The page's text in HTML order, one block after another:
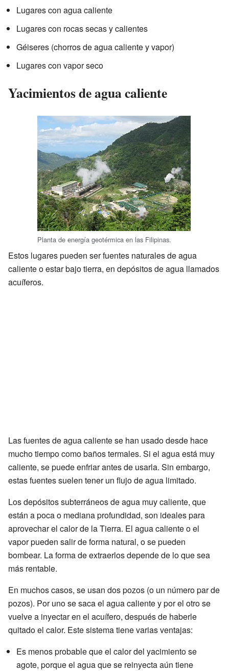
Lugares con agua caliente
Lugares con rocas secas y calientes
Géiseres (chorros de agua caliente y vapor)
Lugares con vapor seco
Yacimientos de agua caliente
Planta de energía geotérmica en las Filipinas.
Estos lugares pueden ser fuentes naturales de agua
caliente o estar bajo tierra, en depósitos de agua llamados
acuíferos.
Las fuentes de agua caliente se han usado desde hace
mucho tiempo como baños termales. Si el agua está muy
caliente, se puede enfriar antes de usarla. Sin embargo,
estas fuentes suelen tener un flujo de agua limitado.
Los depósitos subterráneos de agua muy caliente, que
están a poca o mediana profundidad, son ideales para
aprovechar el calor de la Tierra. El agua caliente o el
vapor pueden salir de forma natural, o se pueden
bombear. La forma de extraerlos depende de lo que sea
más rentable.
En muchos casos, se usan dos pozos (o un número par de
pozos). Por uno se saca el agua caliente y por el otro se
vuelve a inyectar en el acuífero, después de haberle
quitado el calor. Este sistema tiene varias ventajas:
Es menos probable que el calor del yacimiento se
agote, porque el agua que se reinyecta aún tiene